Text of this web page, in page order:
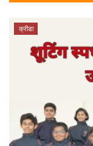
क्रीडा